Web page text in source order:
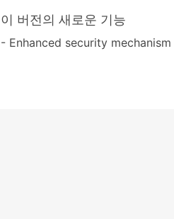
이 버전의 새로운 기능
- Enhanced security mechanism